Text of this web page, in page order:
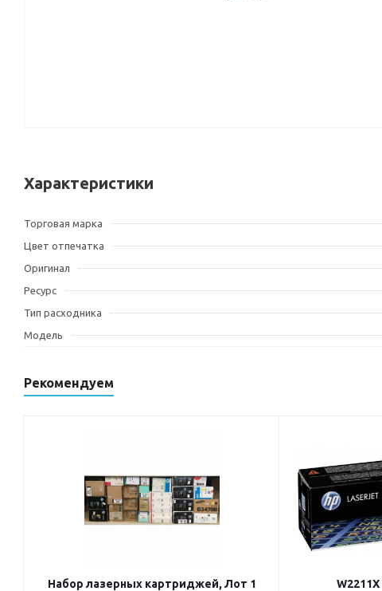
Характеристики
Торговая марка
Цвет отпечатка
Оригинал
Ресурс
Тип расходника
Модель
Рекомендуем
Набор лазерных картриджей, Лот 1